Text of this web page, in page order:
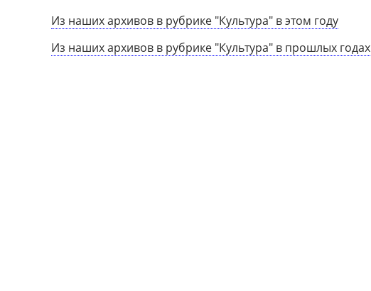
Из наших архивов в рубрике "Культура" в этом году
Из наших архивов в рубрике "Культура" в прошлых годах